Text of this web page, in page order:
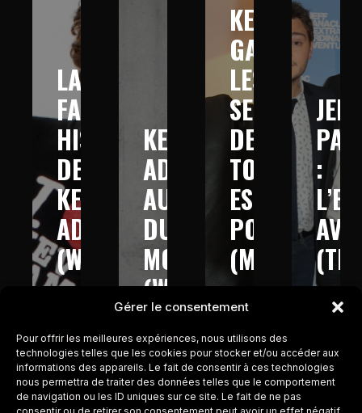
Gérer le consentement
Pour offrir les meilleures expériences, nous utilisons des
technologies telles que les cookies pour stocker et/ou accéder aux
informations des appareils. Le fait de consentir à ces technologies
nous permettra de traiter des données telles que le comportement
de navigation ou les ID uniques sur ce site. Le fait de ne pas
LA
FABULEUSE
HISTOIRE
DE
KEV
ADAMS
(W9
–
2013)
KEV
ADAMS
AUTOUR
DU
MONDE
(W9-
2016)
KEV
GAD :
LES
SECRETS
DE
TOUT
EST
POSSIBLE
(M6
–
2017)
JEFF
:
–